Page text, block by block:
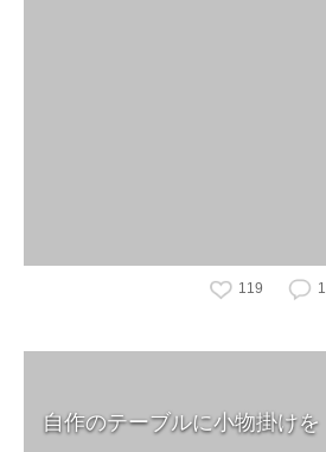
119 1
自作のテーブルに小物掛けを